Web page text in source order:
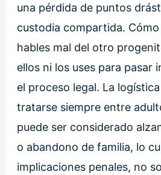
una pérdida de puntos
custodia compartida.
hables mal del otro
ellos ni los uses para pasar
el proceso legal. La
tratarse siempre entre
puede ser considerado
o abandono de familia, lo
implicaciones penales, no